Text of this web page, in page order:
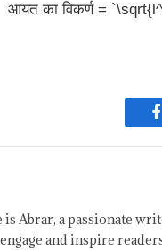
आयत का विकर्ण =
is Abrar, a passionate
and inspire